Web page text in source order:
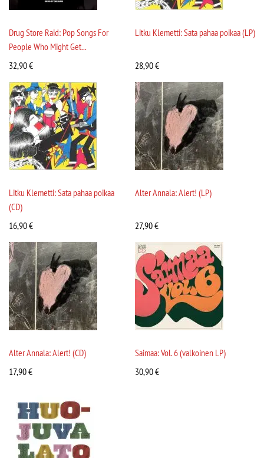
Drug Store Raid: Pop Songs For
People Who Might Get...
32,90€
Litku Klemetti: Sata pahaa poikaa (LP)
28,90€
Litku Klemetti: Sata pahaa poikaa
(CD)
16,90€
Alter Annala: Alert! (LP)
27,90€
Alter Annala: Alert! (CD)
17,90€
Saimaa: Vol. 6 (valkoinen LP)
30,90€